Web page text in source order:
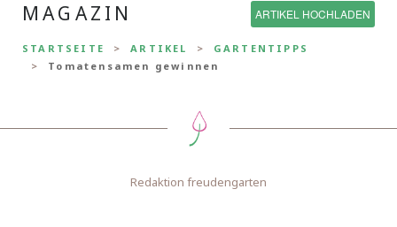
MAGAZIN ARTIKEL HOCHLADEN
STARTSEITE ARTIKEL
GARTENTIPPS
Tomatensamen gewinnen
Redaktion freudengarten